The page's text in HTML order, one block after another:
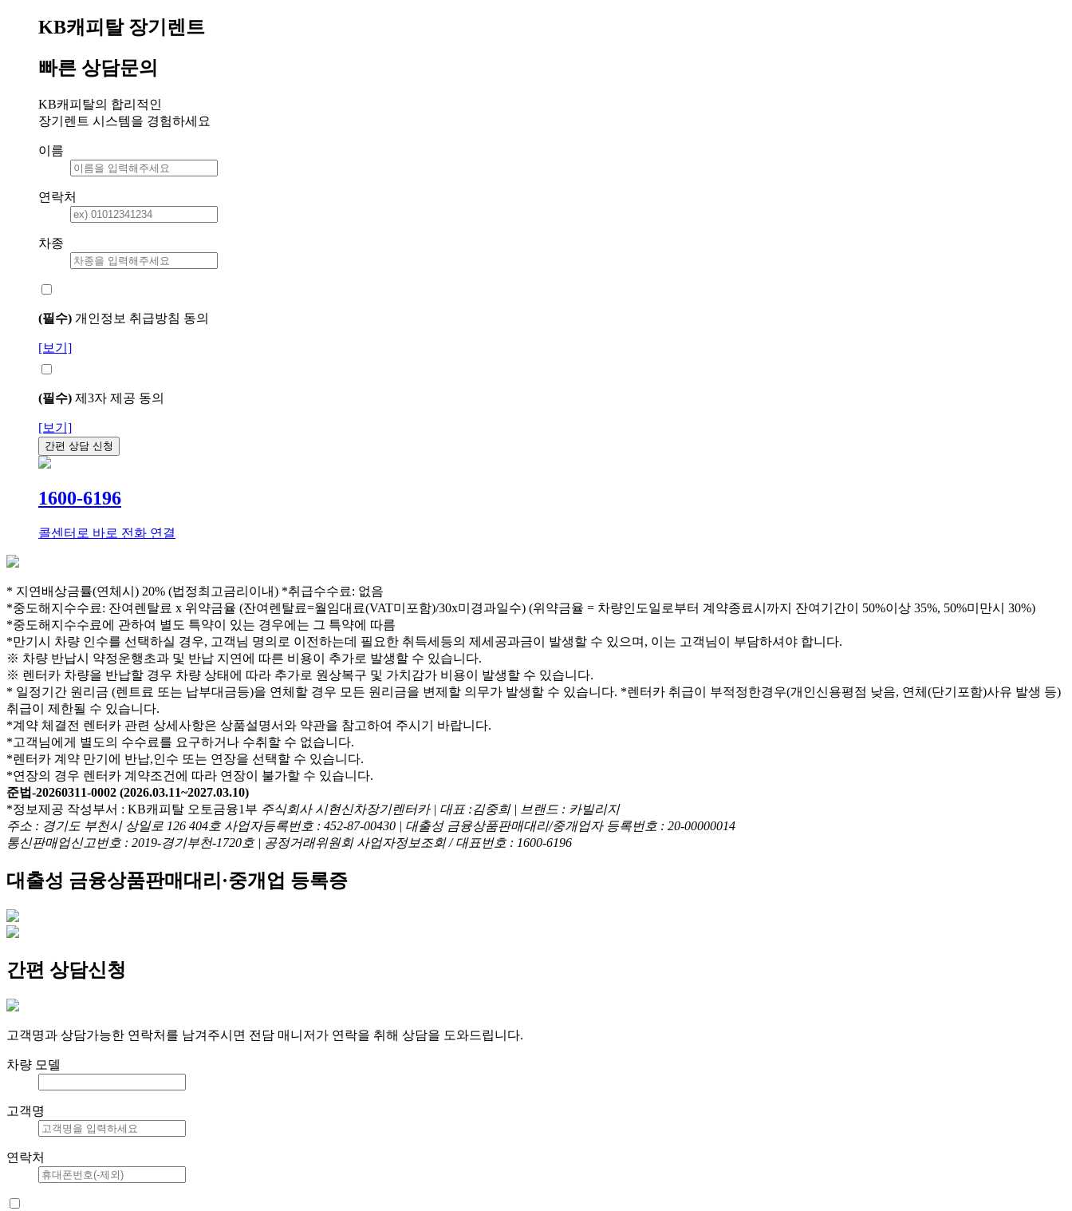
KB캐피탈 장기렌트
빠른 상담문의
KB캐피탈의 합리적인
장기렌트 시스템을 경험하세요
이름
연락처
차종
(필수) 개인정보 취급방침 동의
[보기]
(필수) 제3자 제공 동의
[보기]
간편 상담 신청
1600-6196
콜센터로 바로 전화 연결
* 지연배상금률(연체시) 20% (법정최고금리이내) *취급수수료: 없음
*중도해지수수료: 잔여렌탈료 x 위약금율 (잔여렌탈료=월임대료(VAT미포함)/30x미경과일수) (위약금율 = 차량인도일로부터 계약종료시까지 잔여기간이 50%이상 35%, 50%미만시 30%)
*중도해지수수료에 관하여 별도 특약이 있는 경우에는 그 특약에 따름
*만기시 차량 인수를 선택하실 경우, 고객님 명의로 이전하는데 필요한 취득세등의 제세공과금이 발생할 수 있으며, 이는 고객님이 부담하셔야 합니다.
※ 차량 반납시 약정운행초과 및 반납 지연에 따른 비용이 추가로 발생할 수 있습니다.
※ 렌터카 차량을 반납할 경우 차량 상태에 따라 추가로 원상복구 및 가치감가 비용이 발생할 수 있습니다.
* 일정기간 원리금 (렌트료 또는 납부대금등)을 연체할 경우 모든 원리금을 변제할 의무가 발생할 수 있습니다. *렌터카 취급이 부적정한경우(개인신용평점 낮음, 연체(단기포함)사유 발생 등)
취급이 제한될 수 있습니다.
*계약 체결전 렌터카 관련 상세사항은 상품설명서와 약관을 참고하여 주시기 바랍니다.
*고객님에게 별도의 수수료를 요구하거나 수취할 수 없습니다.
*렌터카 계약 만기에 반납,인수 또는 연장을 선택할 수 있습니다.
*연장의 경우 렌터카 계약조건에 따라 연장이 불가할 수 있습니다.
준법-20260311-0002 (2026.03.11~2027.03.10)
*정보제공 작성부서 : KB캐피탈 오토금융1부 주식회사 시현신차장기렌터카 | 대표 :김중희 | 브랜드 : 카빌리지
주소 : 경기도 부천시 상일로 126 404호 사업자등록번호 : 452-87-00430 | 대출성 금융상품판매대리/중개업자 등록번호 : 20-00000014
통신판매업신고번호 : 2019-경기부천-1720호 | 공정거래위원회 사업자정보조회 / 대표번호 : 1600-6196
대출성 금융상품판매대리·중개업 등록증
간편 상담신청
고객명과 상담가능한 연락처를 남겨주시면 전담 매니저가 연락을 취해 상담을 도와드립니다.
차량 모델
고객명
연락처